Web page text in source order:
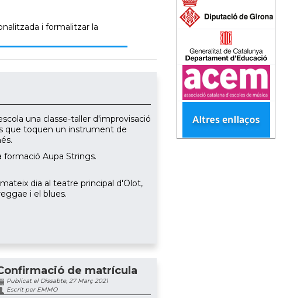
i formalitzar la
una classe-taller d'improvisació
que toquen un instrument de
formació Aupa Strings.
dia al teatre principal d'Olot,
i el blues.
de matrícula
Publicat el Dissabte, 27 Març 2021
Escrit per EMMO